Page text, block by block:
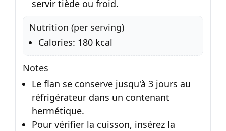
servir tiède ou froid.
Nutrition (per serving)
Calories: 180 kcal
Notes
Le flan se conserve jusqu'à 3 jours au
réfrigérateur dans un contenant
hermétique.
Pour vérifier la cuisson, insérez la